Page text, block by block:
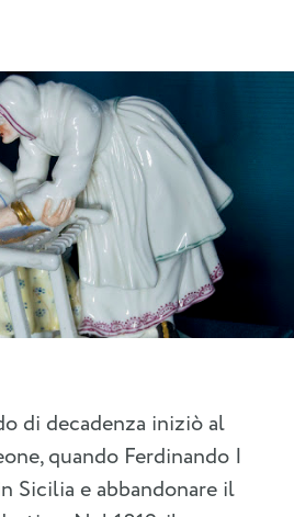
di decadenza iniziò al
quando Ferdinando I
Sicilia e abbandonare il